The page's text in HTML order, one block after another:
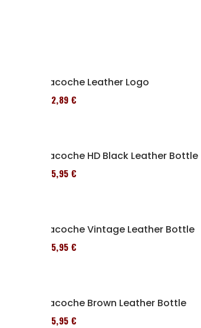
Sacoche Leather Logo
152,89 €
Sacoche HD Black Leather Bottle
185,95 €
Sacoche Vintage Leather Bottle
185,95 €
Sacoche Brown Leather Bottle
185,95 €